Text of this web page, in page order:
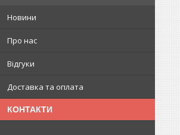
Новини
Про нас
Відгуки
Доставка та оплата
КОНТАКТИ